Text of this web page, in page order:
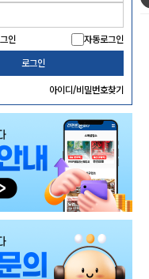
인 자동로그인
로그인
아이디/비밀번호찾기